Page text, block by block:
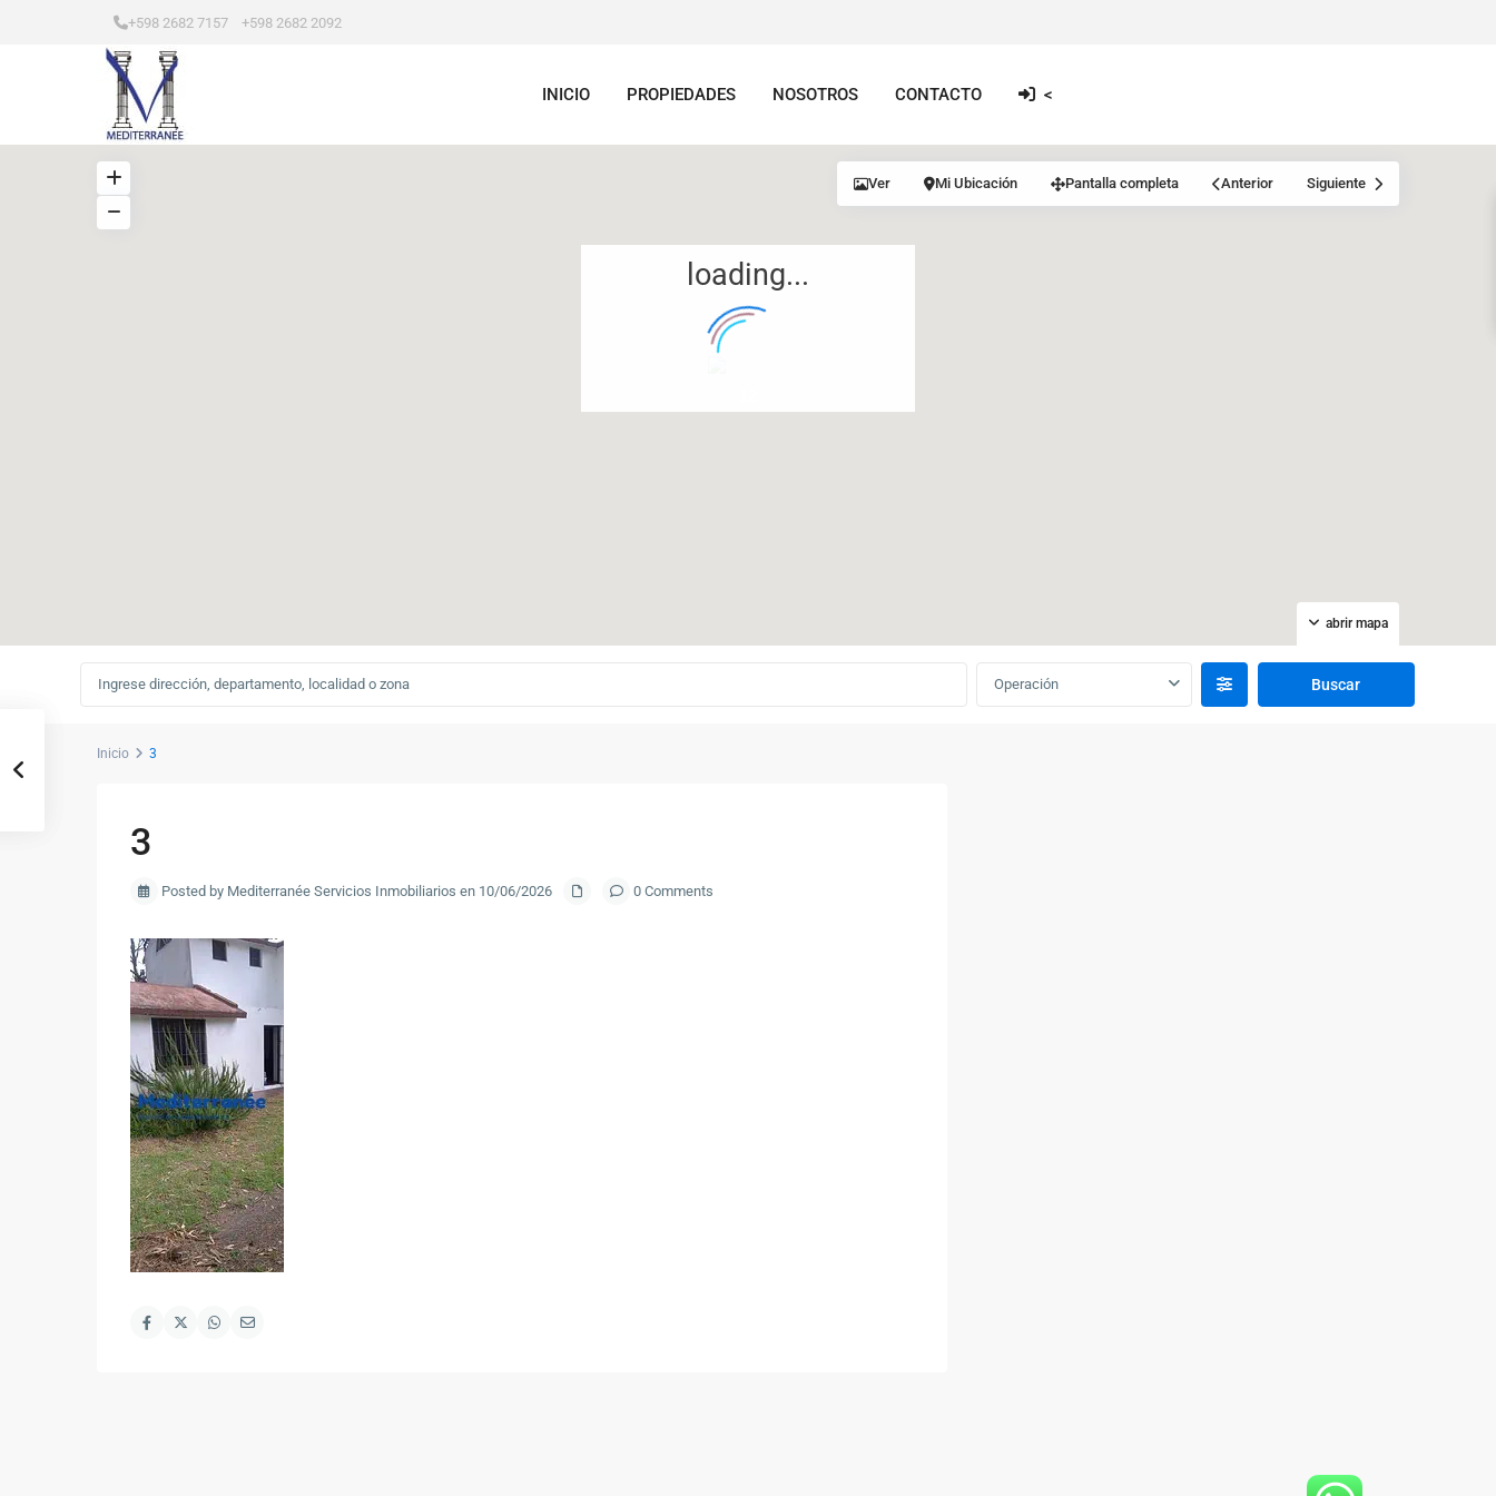
+598 2682 7157 +598 2682 2092
INICIO PROPIEDADES NOSOTROS CONTACTO <
loading...
abrir mapa
Ver Mi Ubicación Pantalla completa Anterior Siguiente
Operación
Inicio 3
3
Posted by Mediterranée Servicios Inmobiliarios en 10/06/2026 0 Comments